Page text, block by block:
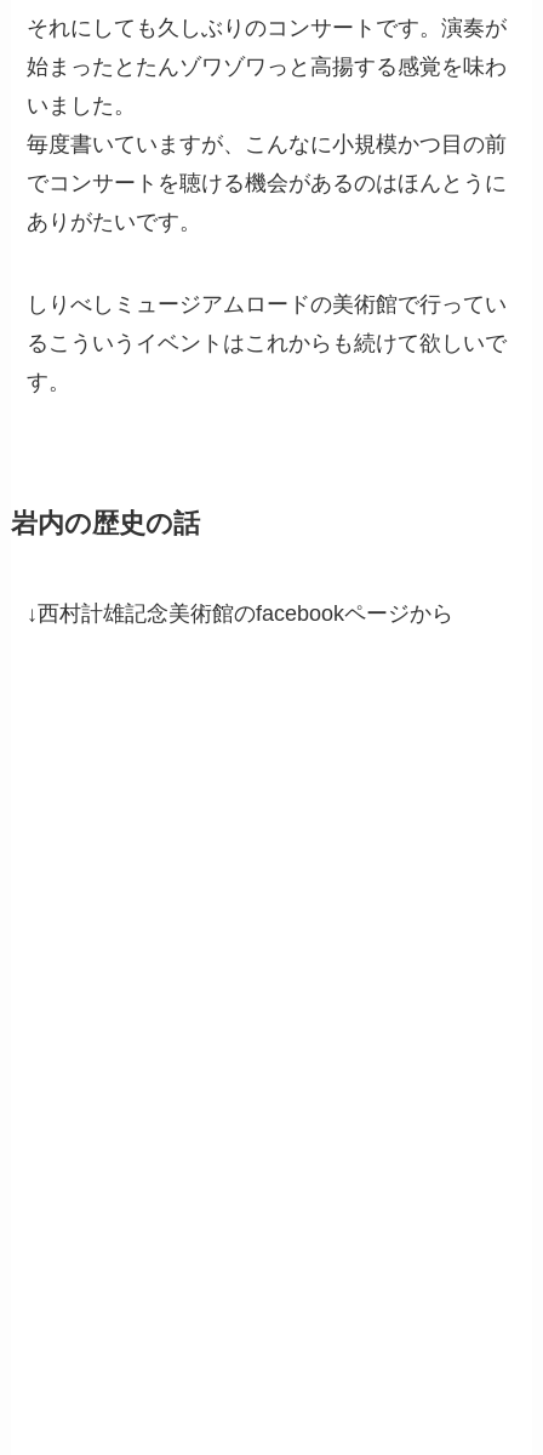
それにしても久しぶりのコンサートです。演奏が
始まったとたんゾワゾワっと高揚する感覚を味わ
いました。
毎度書いていますが、こんなに小規模かつ目の前
でコンサートを聴ける機会があるのはほんとうに
ありがたいです。
しりべしミュージアムロードの美術館で行ってい
るこういうイベントはこれからも続けて欲しいで
す。
岩内の歴史の話
↓西村計雄記念美術館のfacebookページから